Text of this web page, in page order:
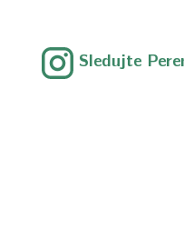
Sledujte